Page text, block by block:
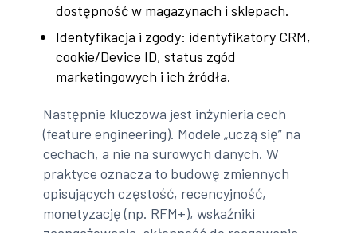
dostępność w magazynach i sklepach.
Identyfikacja i zgody: identyfikatory CRM,
cookie/Device ID, status zgód
marketingowych i ich źródła.
Następnie kluczowa jest inżynieria cech
(feature engineering). Modele „uczą się” na
cechach, a nie na surowych danych. W
praktyce oznacza to budowę zmiennych
opisujących częstość, recencyjność,
monetyzację (np. RFM+), wskaźniki